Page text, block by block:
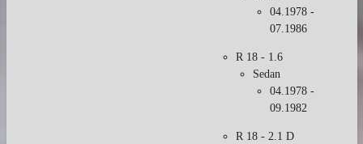
04.1978 -
07.1986
R 18 - 1.6
Sedan
04.1978 -
09.1982
R 18 - 2.1 D